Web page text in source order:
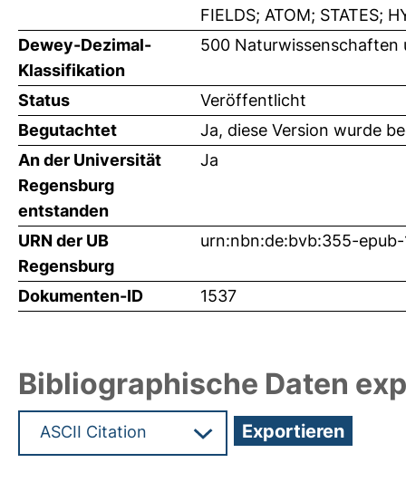
FIELDS; ATOM; STATES;
Dewey-Dezimal-
Klassifikation
500 Naturwissenschaften
Status
Veröffentlicht
Begutachtet
Ja, diese Version wurde
An der Universität
Regensburg
entstanden
Ja
URN der UB
Regensburg
urn:nbn:de:bvb:355-
Dokumenten-ID 1537
Bibliographische Daten